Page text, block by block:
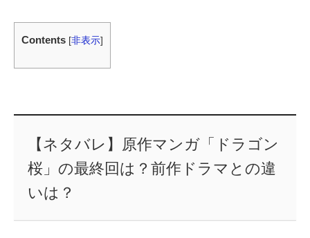
Contents [非表示]
【ネタバレ】原作マンガ「ドラゴン
桜」の最終回は？前作ドラマとの違
いは？